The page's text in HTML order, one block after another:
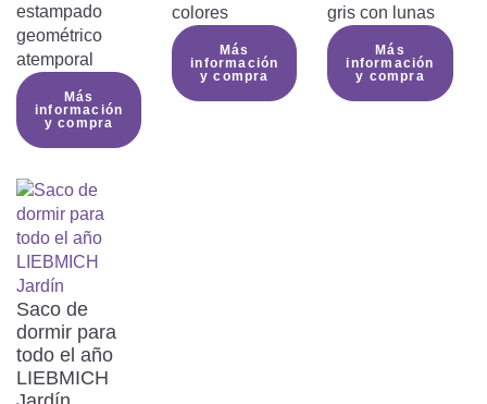
estampado
geométrico
atemporal
Más
información
y compra
colores
Más
información
y compra
gris con lunas
Más
información
y compra
Saco de
dormir para
todo el año
LIEBMICH